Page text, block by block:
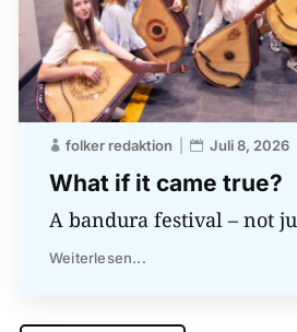
What if it came true?
folker redaktion Juli 8, 2026
A bandura festival – not
Weiterlesen...